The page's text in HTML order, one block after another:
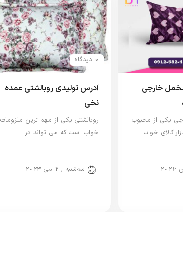
خارجی
یکی از محبوب
کالای خواب…
0 دیدگاه
آدرس تولیدی روبالشتی عمده
نخی
روبالشتی یکی از مهم‌ ترین ملزومات
خواب است که می تواند در…
سه‌شنبه , 2 می 2023